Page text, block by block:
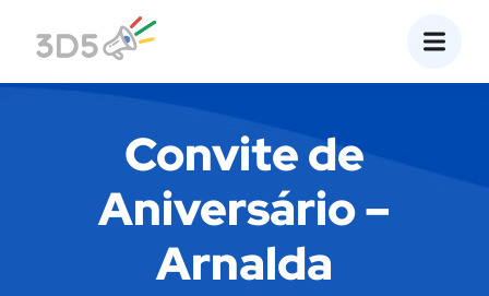
Convite de
Aniversário –
Arnalda